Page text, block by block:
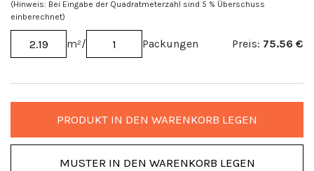
(Hinweis: Bei Eingabe der Quadratmeterzahl sind 5 % Überschuss
einberechnet)
m²/ Packungen Preis: 75.56 €
PRODUKT IN DEN WARENKORB LEGEN
MUSTER IN DEN WARENKORB LEGEN